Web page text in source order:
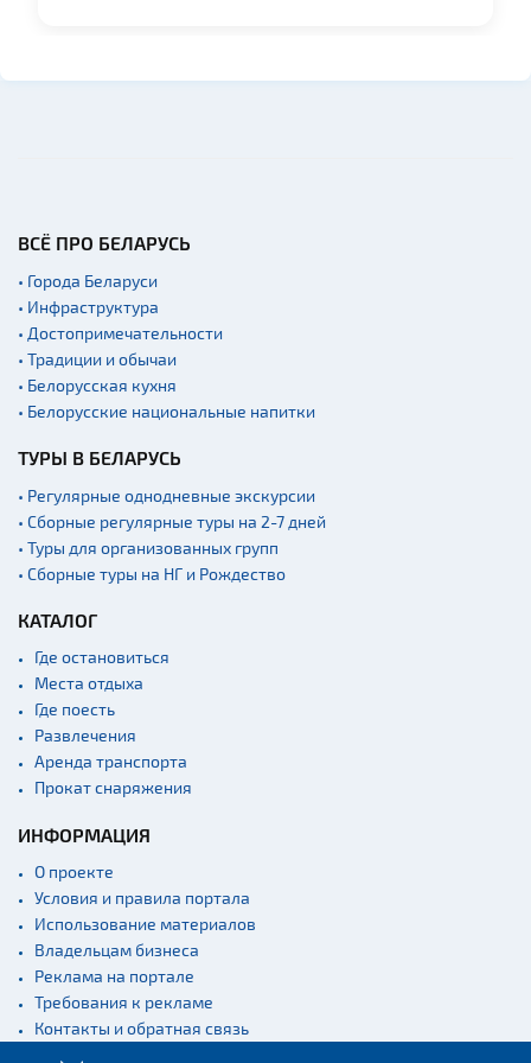
Костелы
экскурсий: г. Минск
Аэропорты
Железнодорожные
вокзалы
ВСЁ ПРО БЕЛАРУСЬ
• Города Беларуси
• Инфраструктура
• Достопримечательности
• Традиции и обычаи
• Белорусская кухня
• Белорусские национальные напитки
ТУРЫ В БЕЛАРУСЬ
• Регулярные однодневные экскурсии
• Сборные регулярные туры на 2-7 дней
• Туры для организованных групп
• Сборные туры на НГ и Рождество
КАТАЛОГ
Где остановиться
Места отдыха
Где поесть
Развлечения
Аренда транспорта
Прокат снаряжения
ИНФОРМАЦИЯ
О проекте
Условия и правила портала
Использование материалов
Владельцам бизнеса
Реклама на портале
Требования к рекламе
Контакты и обратная связь